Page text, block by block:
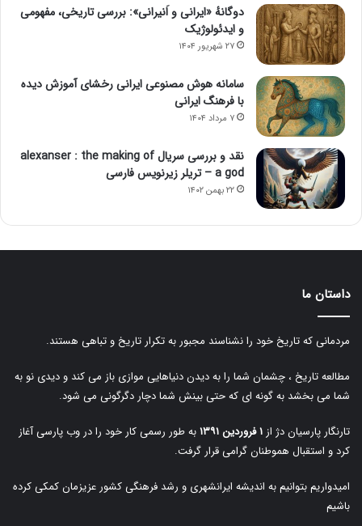
دوگانهٔ «ایرانی و اَنیرانی»: بررسی تاریخی، مفهومی
و ایدئولوژیک
۲۷ شهریور ۱۴۰۴
سامانه هوش مصنوعی ایرانی رخشای آموزش دیده
با فرهنگ ایرانی
۷ مرداد ۱۴۰۴
نقد و بررسی سریال alexanser : the making of
a god – تریلر زیرنویس فارسی
۲۲ بهمن ۱۴۰۲
داستان ما
مردمانی که تاریخ خود را نشناسند مجبور به تکرار تاریخ و تباهی هستند.
مطالعه تاریخ ، چشمان شما را به دیدن دنیاهایی موازی باز می کند و دیدی نو به
شما می بخشد به گونه ای که حتی بینش شما دچار دگرگونی می شود.
تارنگار پارسیان دژ از ۱ فروردین ۱۳۹۱
به طور رسمی کار خود را در وب پارسی آغاز
کرد و استقبال هموطنان گرامی قرار گرفت.
امیدواریم بتوانیم به اندیشه ایرانشهری و رشد فرهنگی کشور عزیزمان کمکی کرده
باشیم